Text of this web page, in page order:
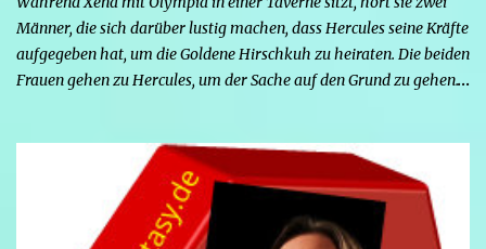
Männer, die sich darüber lustig machen, dass Hercules seine Kräfte
aufgegeben hat, um die Goldene Hirschkuh zu heiraten. Die beiden
Frauen gehen zu Hercules, um der Sache auf den Grund zu gehen.
denn nun kann sie nicht nur die Frau von Hercules sein, sondern
endlich auch Menschen berühren, ohne sich zu verwandeln. Mars
ist immer noch wütend auf Hercules, weil er Xena davon
überzeugt hat, nicht mehr seine Kämpferin sein zu wollen, und